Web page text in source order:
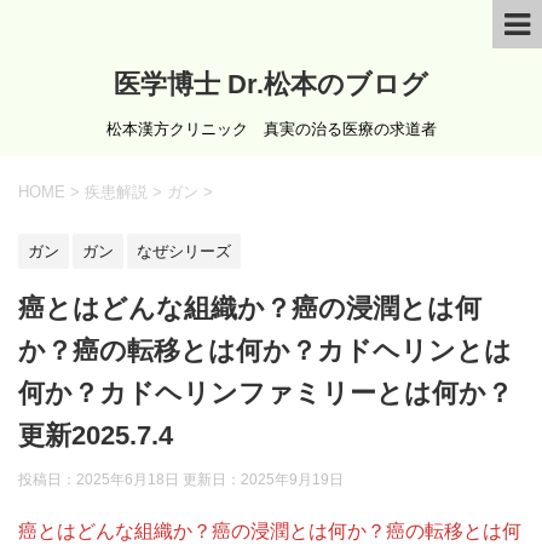
医学博士 Dr.松本のブログ
松本漢方クリニック 真実の治る医療の求道者
HOME > 疾患解説 > ガン >
ガン ガン なぜシリーズ
癌とはどんな組織か？癌の浸潤とは何
か？癌の転移とは何か？カドヘリンとは
何か？カドヘリンファミリーとは何か？
更新2025.7.4
投稿日：2025年6月18日 更新日： 2025年9月19日
癌とはどんな組織か？癌の浸潤とは何か？癌の転移とは何